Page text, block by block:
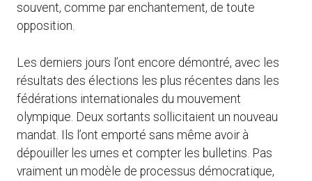
souvent, comme par enchantement, de toute
opposition.
Les derniers jours l’ont encore démontré, avec les
résultats des élections les plus récentes dans les
fédérations internationales du mouvement
olympique. Deux sortants sollicitaient un nouveau
mandat. Ils l’ont emporté sans même avoir à
dépouiller les urnes et compter les bulletins. Pas
vraiment un modèle de processus démocratique,